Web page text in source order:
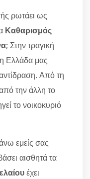
ρωτάει ως
Καθαρισμός
; Στην τραγική
Ελλάδα μας
Από τη
την άλλη το
το νοικοκυριό
εμείς σας
αισθητά τα
έχει